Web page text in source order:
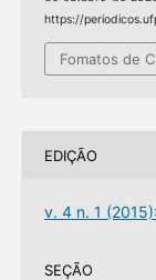
https://
Fomatos de
EDIÇÃO
v. 4 n. 1
SEÇÃO